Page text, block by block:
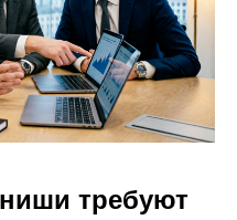
требуют